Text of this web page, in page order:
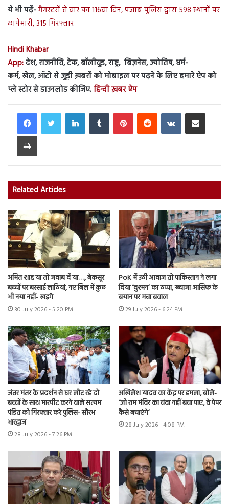
ये भी पढ़ें-गैंगस्टरों ते वार का 116वां दिन, पंजाब पुलिस द्वारा 598 स्थानों पर
छापेमारी, 315 गिरफ्तार
Hindi Khabar
App:देश, राजनीति, टेक, बॉलीवुड, राष्ट्र, बिज़नेस, ज्योतिष, धर्म-
कर्म, खेल, ऑटो से जुड़ी ख़बरों को मोबाइल पर पढ़ने के लिए हमारे ऐप को
प्ले स्टोर से डाउनलोड कीजिए.हिन्दी ख़बर ऐप
LinkedInTumblr PinterestReddit VKontakteShare via Email
Print
Related Articles
अमित शाह या तो जवाब दें या…., बेकसूर
बच्चों पर बरसाई लाठियां, नए बिल में कुछ
भी नया नहीं- खड़गे
30 July 2026 - 5:20 PM
PoK में उठी आवाज तो पाकिस्तान ने लगा
दिया ‘दुश्मन’ का ठप्पा, ख्वाजा आसिफ के
बयान पर मचा बवाल
29 July 2026 - 6:24 PM
जंतर मंतर के प्रदर्शन से घर लौट रहे दो
बच्चों के साथ मारपीट करने वाले सत्यम
पंडित को गिरफ्तार करे पुलिस- सौरभ
भारद्वाज
28 July 2026 - 7:26 PM
अखिलेश यादव का केंद्र पर हमला, बोले-
‘जो राम मंदिर का चंदा नहीं बचा पाए, वे पेपर
कैसे बचाएंगे’
28 July 2026 - 4:08 PM